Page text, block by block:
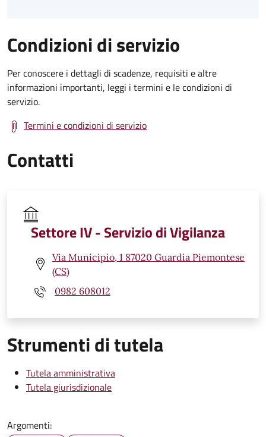
Condizioni di servizio
Per conoscere i dettagli di scadenze, requisiti e altre
informazioni importanti, leggi i termini e le condizioni di
servizio.
Termini e condizioni di servizio
Contatti
Settore IV - Servizio di Vigilanza
Via Municipio, 1 87020 Guardia Piemontese
(CS)
0982 608012
Strumenti di tutela
Tutela amministrativa
Tutela giurisdizionale
Argomenti: